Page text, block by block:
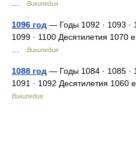
…
Википедия
1096 год — Годы 1092 · 1093 ·
1099 · 1100 Десятилетия 1070
…
Википедия
1088 год — Годы 1084 · 1085 ·
1091 · 1092 Десятилетия 1060
Википедия